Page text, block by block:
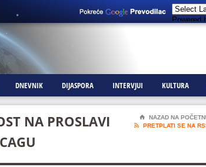
Powered
DNEVNIK DIJASPORA INTERVJUI KULTURA
NA PROSLAVI
⌂
NAZAD NA

PRETPLATI SE NA